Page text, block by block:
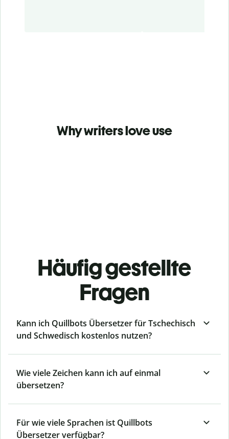
Why writers love use
Häufig gestellte
Fragen
Kann ich Quillbots Übersetzer für Tschechisch
und Schwedisch kostenlos nutzen?
Wie viele Zeichen kann ich auf einmal
übersetzen?
Für wie viele Sprachen ist Quillbots
Übersetzer verfügbar?